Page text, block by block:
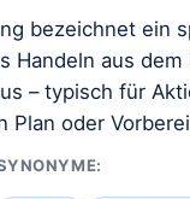
bezeichnet ein
Handeln aus dem
– typisch für
Plan oder